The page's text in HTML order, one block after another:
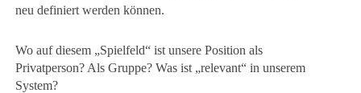
neu definiert werden können.
Wo auf diesem „Spielfeld“ ist unsere Position als
Privatperson? Als Gruppe? Was ist „relevant“ in unserem
System?